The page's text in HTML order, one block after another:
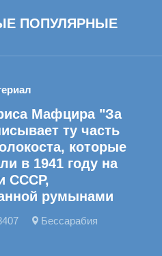
ПОПУЛЯРНЫЕ
Мафцира "За
ту часть
которые
в 1941 году на
СССР,
румынами
Бессарабия